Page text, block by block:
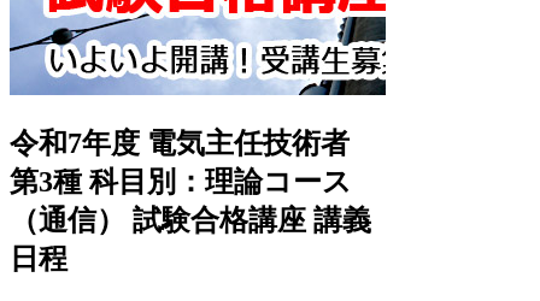
令和7年度 電気主任技術者
第3種 科目別：理論コース
（通信） 試験合格講座 講義
日程